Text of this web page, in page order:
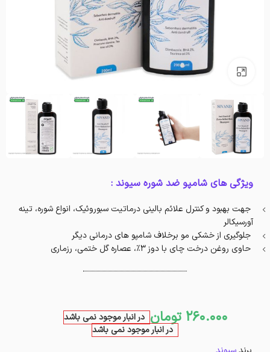
بزرگنمایی تصویر
ویژگی های شامپو ضد شوره سیوند :
جهت بهبود و کنترل علائم بالینی درماتیت سبوروئیک، انواع شوره، تینه
آورسیکالر
جلوگیری از خشکی مو برخلاف شامپو های درمانی دیگر
حاوی روغن درخت چای با دوز 3%، عصاره گل ختمی، رزماری
260.000 تومان در انبار موجود نمی باشد
در انبار موجود نمی باشد